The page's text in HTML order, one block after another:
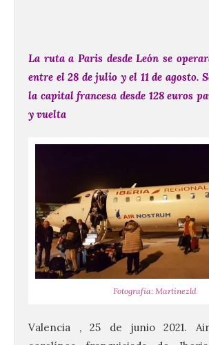
La ruta a Paris desde León se
entre el 28 de julio y el 11 de agosto.
la capital francesa desde 128 euros
y vuelta
Fotografía: Martínezld
Valencia , 25 de junio 2021.